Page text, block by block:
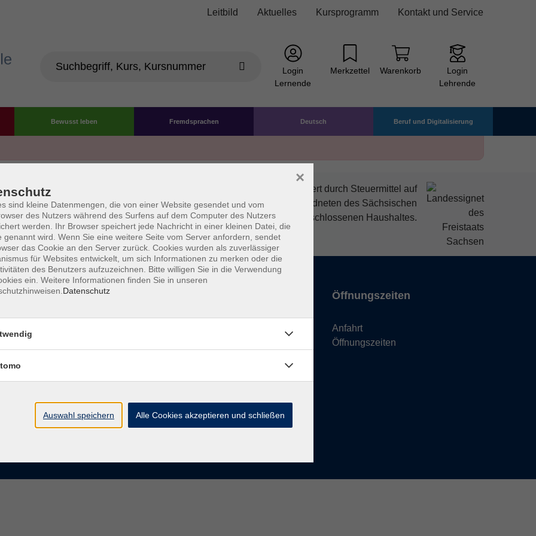
Leitbild Aktuelles Kursprogramm Kontakt und Service
Login
Lernende
Merkzettel Warenkorb
Login
Lehrende
Bewusst leben Fremdsprachen Deutsch Beruf und Digitalisierung
Die Volkshochschule wird mitfinanziert durch Steuermittel auf
der Grundlage des von den Abgeordneten des Sächsischen
Landtags beschlossenen Haushaltes.
AGB Datenschutzerklärung Impressum Widerruf
Kontaktformular
Öffnungszeiten
Anfahrt
Öffnungszeiten
sind kleine Datenmengen, die von einer Website gesendet und vom
des Nutzers während des Surfens auf dem Computer des Nutzers
werden. Ihr Browser speichert jede Nachricht in einer kleinen Datei, die
genannt wird. Wenn Sie eine weitere Seite vom Server anfordern, sendet
das Cookie an den Server zurück. Cookies wurden als zuverlässiger
für Websites entwickelt, um sich Informationen zu merken oder die
des Benutzers aufzuzeichnen. Bitte willigen Sie in die Verwendung
ein. Weitere Informationen finden Sie in unseren
Datenschutz
×
Auswahl speichern Alle Cookies akzeptieren und schließen